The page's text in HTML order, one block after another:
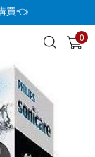
買👈
0
查看